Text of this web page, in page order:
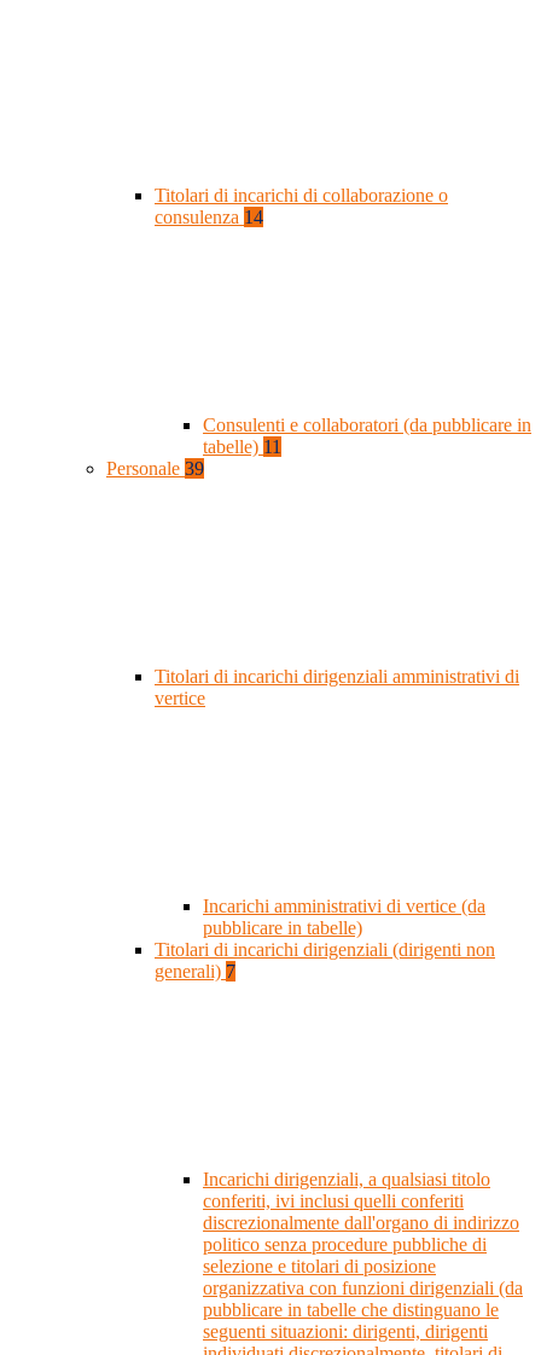
Titolari di incarichi di collaborazione o
consulenza 14
Consulenti e collaboratori (da pubblicare in
tabelle) 11
Personale 39
Titolari di incarichi dirigenziali amministrativi di
vertice
Incarichi amministrativi di vertice (da
pubblicare in tabelle)
Titolari di incarichi dirigenziali (dirigenti non
generali) 7
Incarichi dirigenziali, a qualsiasi titolo
conferiti, ivi inclusi quelli conferiti
discrezionalmente dall'organo di indirizzo
politico senza procedure pubbliche di
selezione e titolari di posizione
organizzativa con funzioni dirigenziali (da
pubblicare in tabelle che distinguano le
seguenti situazioni: dirigenti, dirigenti